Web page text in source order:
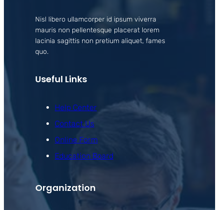
Nisl libero ullamcorper id ipsum viverra
mauris non pellentesque placerat lorem
lacinia sagittis non pretium aliquet, fames
quo.
Useful Links
Help Center
Contact Us
Online Form
Education Board
Organization